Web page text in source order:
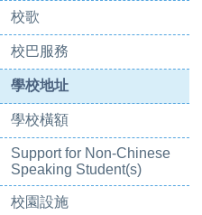
校歌
校巴服務
學校地址
學校橫額
Support for Non-Chinese
Speaking Student(s)
校園設施